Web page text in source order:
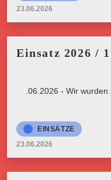
23.06.2026
Einsatz 2026 /
23.06.2026 - Wir
EINSÄTZE
23.06.2026